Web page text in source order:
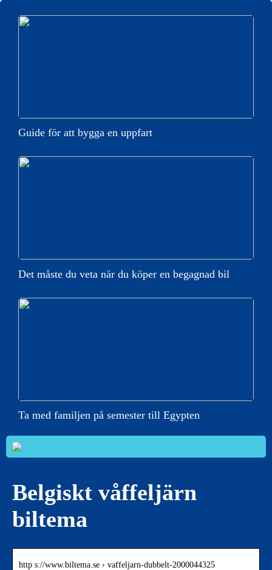
Guide för att bygga en uppfart
Det måste du veta när du köper en begagnad bil
Ta med familjen på semester till Egypten
Belgiskt våffeljärn
biltema
http s://www.biltema.se › vaffeljarn-dubbelt-2000044325